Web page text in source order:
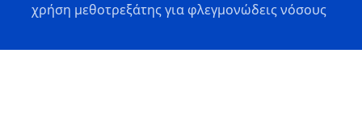
χρήση μεθοτρεξάτης για φλεγμονώδεις νόσους